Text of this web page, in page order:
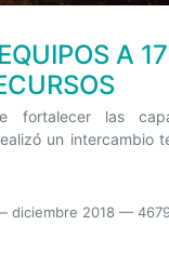
A
fortalecer las
un intercambio
diciembre 2018 —